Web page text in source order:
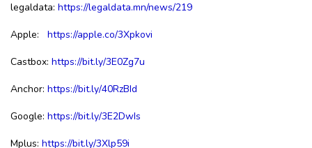
legaldata: https://legaldata.mn/news/219
Apple: https://apple.co/3Xpkovi
Castbox: https://bit.ly/3E0Zg7u
Anchor: https://bit.ly/40RzBId
Google: https://bit.ly/3E2DwIs
Mplus: https://bit.ly/3Xlp59i